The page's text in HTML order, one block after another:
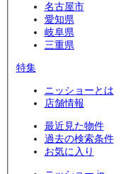
名古屋市
愛知県
岐阜県
三重県
特集
ニッショーとは
店舗情報
最近見た物件
過去の検索条件
お気に入り